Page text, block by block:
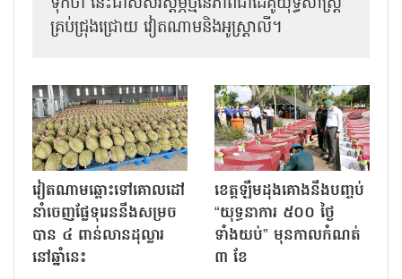
គ្រប់ជ្រុងជ្រោយ វៀតណាមនិងអូស្ត្រាលី។
វៀតណាមឆ្ពោះទៅគោលដៅ
នាំចេញផ្លែទុរេននឹងសម្រច
បាន ៤ ពាន់លានដុល្លារ
នៅឆ្នាំនេះ
ខេត្តឡឹមដុងគោងនឹងបញ្ចប់
“យុទ្ធនាការ ៥០០ ថ្ងៃ
ទាំងយប់” មុនកាលកំណត់
៣ ខែ